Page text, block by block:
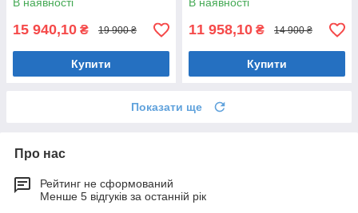
В наявності
15 940,10 ₴ 19 900 ₴
Купити
В наявності
11 958,10 ₴ 14 900 ₴
Купити
Показати ще
Про нас
Рейтинг не сформований
Менше 5 відгуків за останній рік